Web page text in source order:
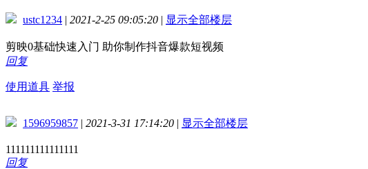
ustc1234 | 2021-2-25 09:05:20 | 显示全部楼层
剪映0基础快速入门 助你制作抖音爆款短视频
回复
使用道具 举报
1596959857 | 2021-3-31 17:14:20 | 显示全部楼层
111111111111111
回复